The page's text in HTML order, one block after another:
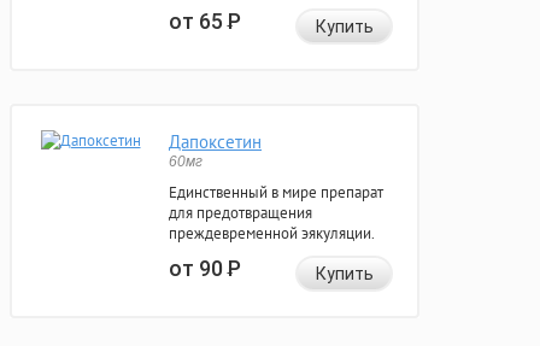
от 65Р Купить
Дапоксетин
60мг
Единственный в мире препарат
для предотвращения
преждевременной эякуляции.
от 90Р Купить